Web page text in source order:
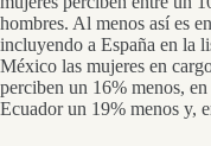
hombres. Al menos así es
incluyendo a España en la
México las mujeres en
perciben un 16% menos,
Ecuador un 19% menos y,